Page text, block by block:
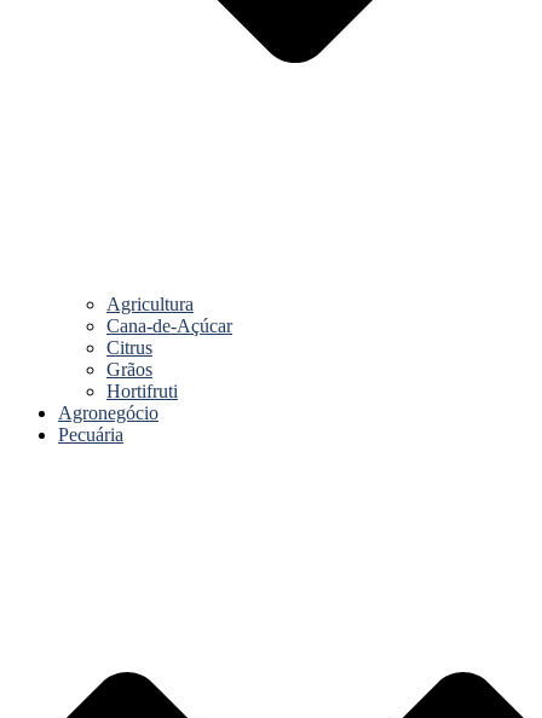
Agricultura
Cana-de-Açúcar
Citrus
Grãos
Hortifruti
Agronegócio
Pecuária